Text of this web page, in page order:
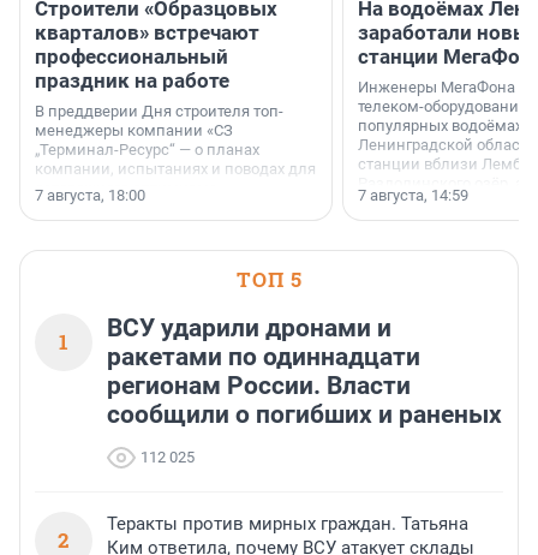
Строители «Образцовых
кварталов» встречают
профессиональный
праздник на работе
В преддверии Дня строителя топ-
менеджеры компании «СЗ
„Терминал-Ресурс“ — о планах
компании, испытаниях и поводах для
осторожного оптимизма.
7 августа, 18:00
На водоёмах
заработали
станции
Инженеры МегаФона
телеком-оборудование
популярных водоёмах
Ленинградской
станции вблизи
недалеко от Большого
водопада.
7 августа, 14:59
ТОП 5
1
ВСУ ударили дронами и
ракетами по одиннадцати
регионам России. Власти
сообщили о погибших и раненых
112 025
2
Теракты против мирных граждан. Татьяна
Ким ответила, почему ВСУ атакует склады